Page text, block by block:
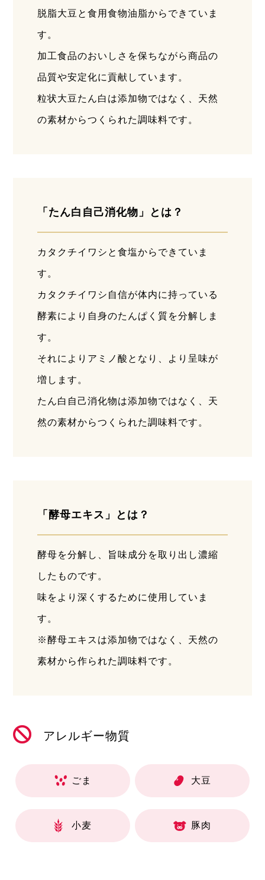
脱脂大豆と食用食物油脂からできていま
す。
加工食品のおいしさを保ちながら商品の
品質や安定化に貢献しています。
粒状大豆たん白は添加物ではなく、天然
の素材からつくられた調味料です。
「たん白自己消化物」とは？
カタクチイワシと食塩からできていま
す。
カタクチイワシ自信が体内に持っている
酵素により自身のたんぱく質を分解しま
す。
それによりアミノ酸となり、より呈味が
増します。
たん白自己消化物は添加物ではなく、天
然の素材からつくられた調味料です。
「酵母エキス」とは？
酵母を分解し、旨味成分を取り出し濃縮
したものです。
味をより深くするために使用していま
す。
※酵母エキスは添加物ではなく、天然の
素材から作られた調味料です。
アレルギー物質
ごま 大豆
小麦 豚肉